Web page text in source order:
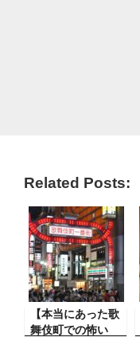
Related Posts:
【本当にあった歌
舞伎町での怖い